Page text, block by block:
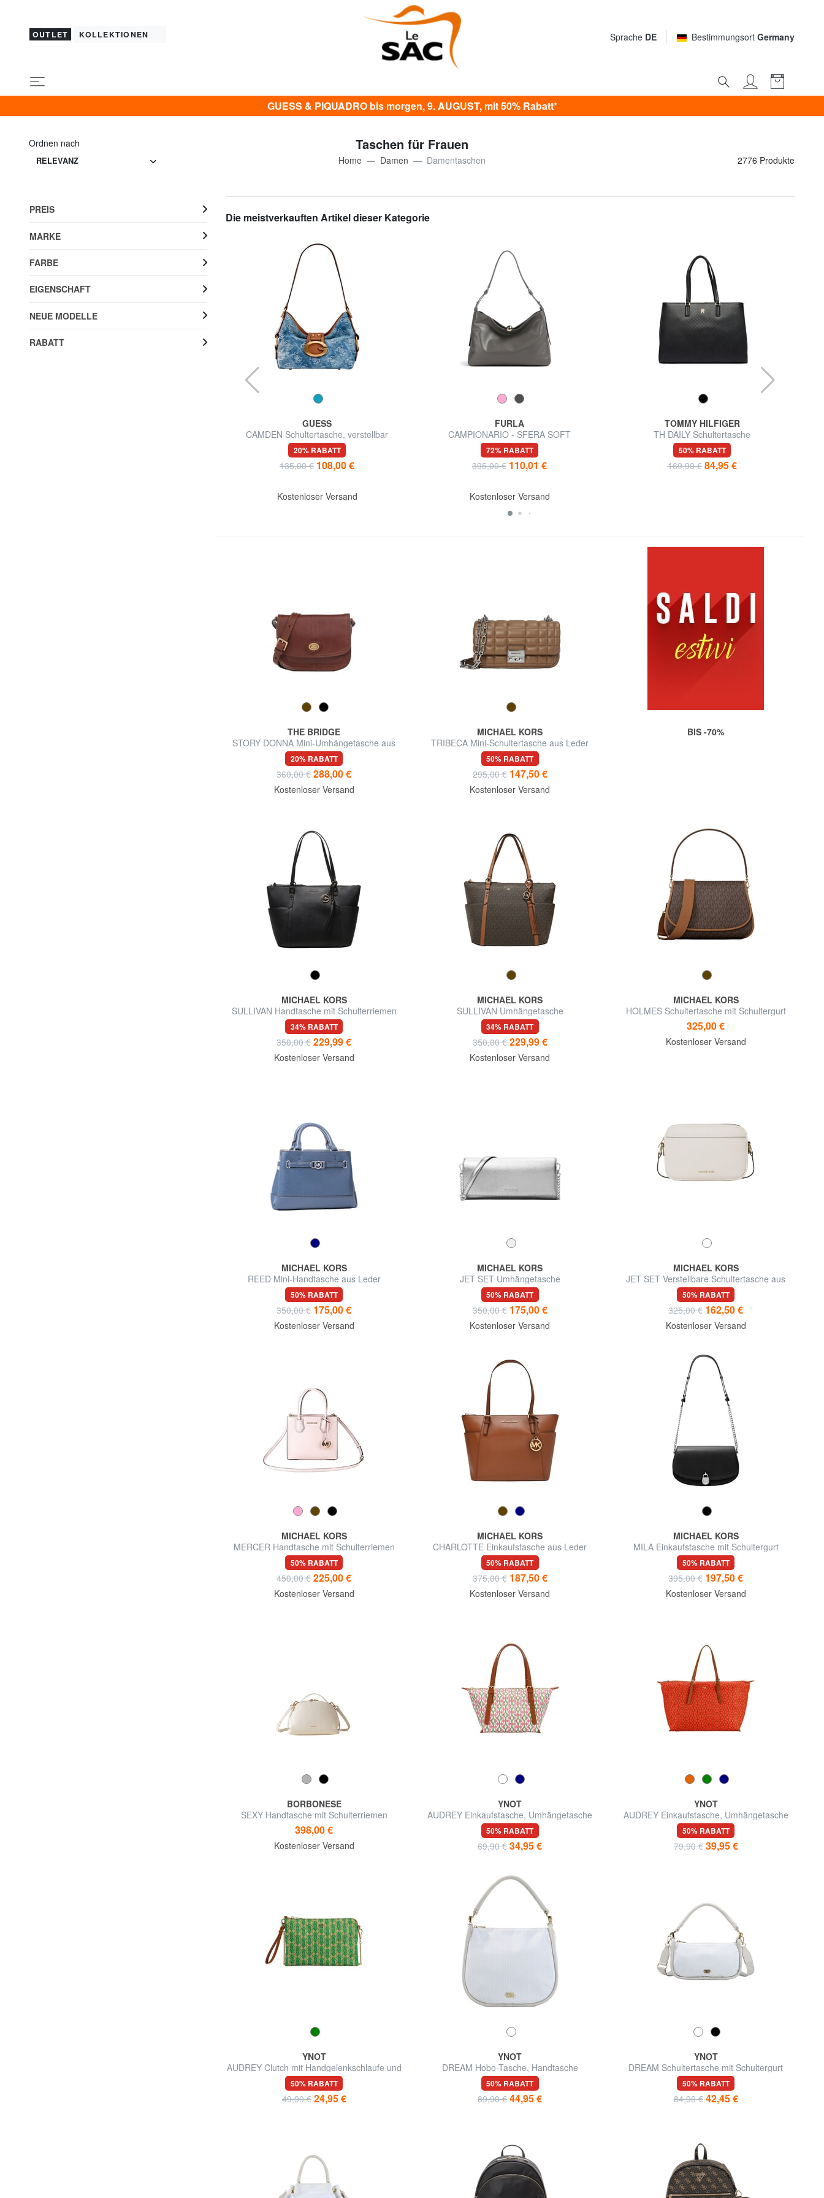
OUTLET KOLLEKTIONEN Sprache DE Bestimmungsort Germany
GUESS & PIQUADRO bis morgen, 9. AUGUST, mit 50% Rabatt*
Ordnen nach
RELEVANZ
Taschen für Frauen
Home Damen Damentaschen 2776 Produkte
Die meistverkauften Artikel dieser Kategorie
GUESS
CAMDEN Schultertasche, verstellbar
20% RABATT
135,00 € 108,00 €
Kostenloser Versand
FURLA
CAMPIONARIO - SFERA SOFT
Schultertasche, Leder, Hergestellt in Italien
72% RABATT
395,00 € 110,01 €
Kostenloser Versand
TOMMY HILFIGER
TH DAILY Schultertasche
50% RABATT
169,90 € 84,95 €
THE BRIDGE
STORY DONNA Mini-Umhängetasche aus
Leder
20% RABATT
360,00 € 288,00 €
Kostenloser Versand
MICHAEL KORS
TRIBECA Mini-Schultertasche aus Leder
50% RABATT
295,00 € 147,50 €
Kostenloser Versand
BIS -70%
MICHAEL KORS
SULLIVAN Handtasche mit Schulterriemen
34% RABATT
350,00 € 229,99 €
Kostenloser Versand
MICHAEL KORS
SULLIVAN Umhängetasche
34% RABATT
350,00 € 229,99 €
Kostenloser Versand
MICHAEL KORS
HOLMES Schultertasche mit Schultergurt
325,00 €
Kostenloser Versand
MICHAEL KORS
REED Mini-Handtasche aus Leder
50% RABATT
350,00 € 175,00 €
Kostenloser Versand
MICHAEL KORS
JET SET Umhängetasche
50% RABATT
350,00 € 175,00 €
Kostenloser Versand
MICHAEL KORS
JET SET Verstellbare Schultertasche aus
Leder
50% RABATT
325,00 € 162,50 €
Kostenloser Versand
MICHAEL KORS
MERCER Handtasche mit Schulterriemen
aus Leder
50% RABATT
450,00 € 225,00 €
Kostenloser Versand
MICHAEL KORS
CHARLOTTE Einkaufstasche aus Leder
50% RABATT
375,00 € 187,50 €
Kostenloser Versand
MICHAEL KORS
MILA Einkaufstasche mit Schultergurt
50% RABATT
395,00 € 197,50 €
Kostenloser Versand
BORBONESE
SEXY Handtasche mit Schulterriemen
398,00 €
Kostenloser Versand
YNOT
AUDREY Einkaufstasche, Umhängetasche
50% RABATT
69,90 € 34,95 €
YNOT
AUDREY Einkaufstasche, Umhängetasche
50% RABATT
79,90 € 39,95 €
YNOT
AUDREY Clutch mit Handgelenkschlaufe und
Schulterriemen
50% RABATT
49,90 € 24,95 €
YNOT
DREAM Hobo-Tasche, Handtasche
50% RABATT
89,90 € 44,95 €
YNOT
DREAM Schultertasche mit Schultergurt
50% RABATT
84,90 € 42,45 €
PREIS
MARKE
FARBE
EIGENSCHAFT
NEUE MODELLE
RABATT